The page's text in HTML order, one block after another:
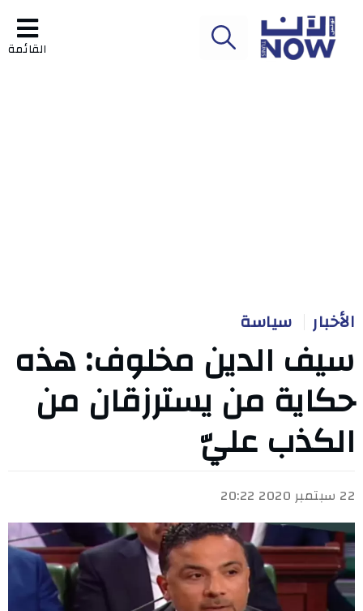
القائمة
الأخبار سياسة
سيف الدين مخلوف: هذه
حكاية من يسترزقان من
الكذب عليّ
22 سبتمبر 2020 20:22